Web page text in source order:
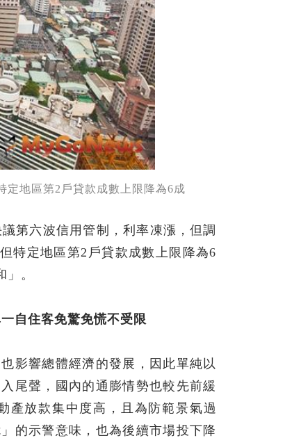
定地區第2戶貸款成數上限降為6成
第六波信用管制，利率凍漲，但調
特定地區第2戶貸款成數上限降為6
。
自住客免驚免慌不受限
影響總體經濟的發展，因此單純以
尾聲，國內的通膨情勢也較先前緩
產放款集中度高，且為防範景氣過
的示警意味，也為後續市場投下降